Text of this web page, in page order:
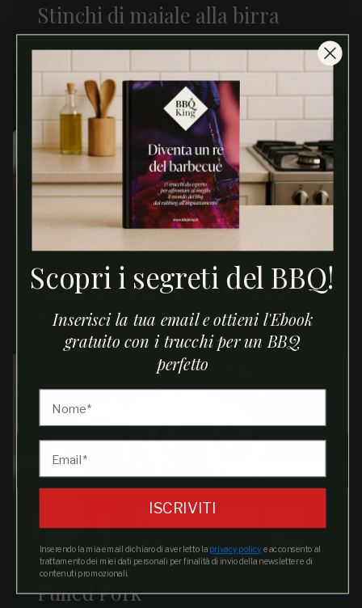
Stinchi di maiale alla birra
Anelli di Totano Gratinati al
BBQ
Pulled Pork
Scopri i segreti del BBQ!
Inserisci la tua email e ottieni l'Ebook
gratuito con i trucchi per un BBQ
perfetto
ISCRIVITI
Inserendo la mia email dichiaro di aver letto la privacy policy e acconsento al
trattamento dei miei dati personali per finalità di invio della newsletter e di
contenuti promozionali.